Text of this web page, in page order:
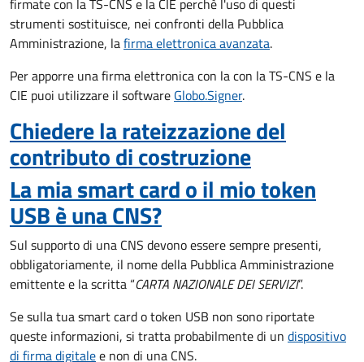
firmate con la TS-CNS e la CIE perchè l'uso di questi
strumenti sostituisce, nei confronti della Pubblica
Amministrazione, lafirma elettronica avanzata.
Per apporre una firma elettronica con la con la TS-CNS e la
CIE puoi utilizzare il software Globo.Signer.
Chiedere la rateizzazione del
contributo di costruzione
La mia smart card o il mio token
USB è una CNS?
Sul supporto di una CNS devono essere sempre presenti,
obbligatoriamente, il nome della Pubblica Amministrazione
emittente e la scritta “CARTA NAZIONALE DEI SERVIZI”.
Se sulla tua smart card o token USB non sono riportate
queste informazioni, si tratta probabilmente di un dispositivo
di firma digitalee non di una CNS.